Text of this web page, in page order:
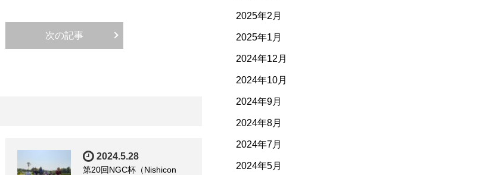
次の記事
2024.5.28
第20回NGC杯（Nishicon
2025年2月
2025年1月
2024年12月
2024年10月
2024年9月
2024年8月
2024年7月
2024年5月